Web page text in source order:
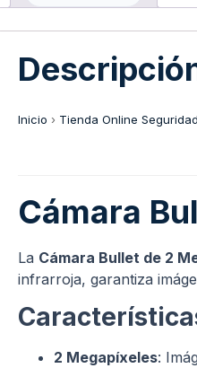
Inicio › Tienda Online
Cámara
La Cámara Bullet de 2
infrarroja, garantiza
2 Megapíxeles: